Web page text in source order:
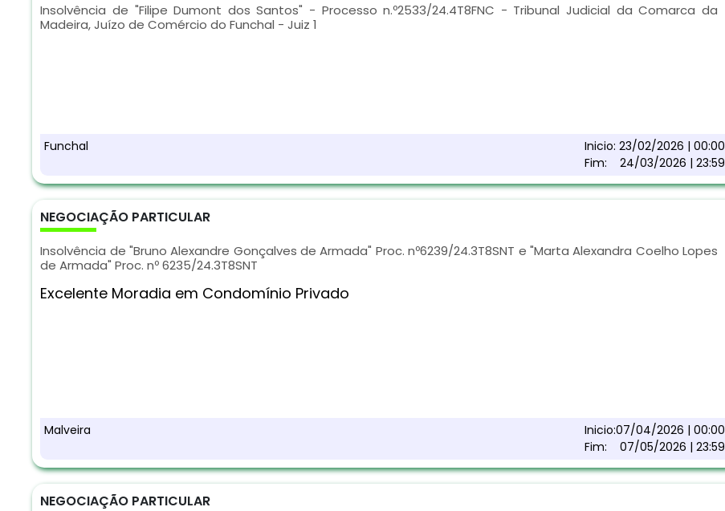
Insolvência de "Filipe Dumont dos Santos" - Processo n.º2533/24.4T8FNC - Tribunal Judicial da Comarca da
Madeira, Juízo de Comércio do Funchal - Juiz 1
Funchal Inicio: 23/02/2026 | 00:00
Fim:
24/03/2026 | 23:59
NEGOCIAÇÃO PARTICULAR
Insolvência de "Bruno Alexandre Gonçalves de Armada" Proc. nº6239/24.3T8SNT e "Marta Alexandra Coelho Lopes
de Armada" Proc. nº 6235/24.3T8SNT
Excelente Moradia em Condomínio Privado
Malveira Inicio:07/04/2026 | 00:00
Fim:
07/05/2026 | 23:59
NEGOCIAÇÃO PARTICULAR